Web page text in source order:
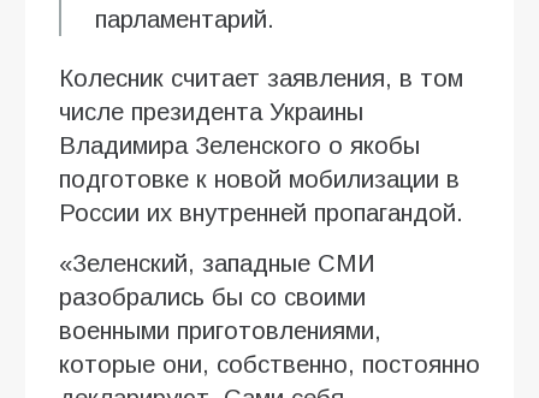
парламентарий.
Колесник считает заявления, в том
числе президента Украины
Владимира Зеленского о якобы
подготовке к новой мобилизации в
России их внутренней пропагандой.
«Зеленский, западные СМИ
разобрались бы со своими
военными приготовлениями,
которые они, собственно, постоянно